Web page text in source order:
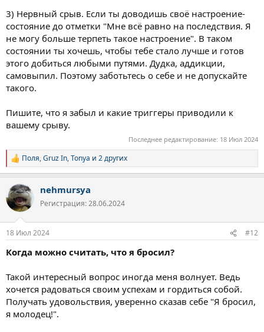
3) Нервный срыв. Если ты доводишь своё настроение-
состояние до отметки "Мне всё равно на последствия. Я
не могу больше терпеть такое настроение". В таком
состоянии ты хочешь, чтобы тебе стало лучше и готов
этого добиться любыми путями. Дудка, аддикции,
самовыпил. Поэтому заботьтесь о себе и не допускайте
такого.
Пишите, что я забыл и какие триггеры приводили к
вашему срыву.
Последнее редактирование: 18 Июл 2024
Р
е
к
ц
и
Поля,Gruz In,Tonya и 2 других
nehmursya
Регистрация: 28.06.2024
18 Июл 2024 #12
Когда можно считать, что я бросил?
Такой интересный вопрос иногда меня волнует. Ведь
хочется радоваться своим успехам и гордиться собой.
Получать удовольствия, уверенно сказав себе "Я бросил,
я молодец!".